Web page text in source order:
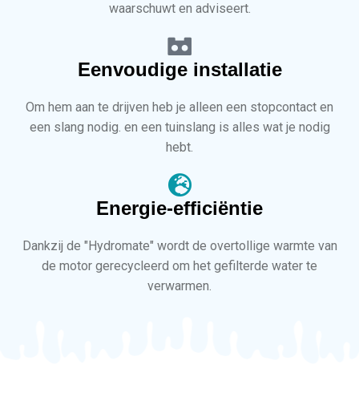
Eenvoudige installatie
Om hem aan te drijven heb je alleen een stopcontact en
een slang nodig. en een tuinslang is alles wat je nodig
hebt.
Energie-efficiëntie
Dankzij de "Hydromate" wordt de overtollige warmte van
de motor gerecycleerd om het gefilterde water te
verwarmen.
waarschuwt en adviseert.